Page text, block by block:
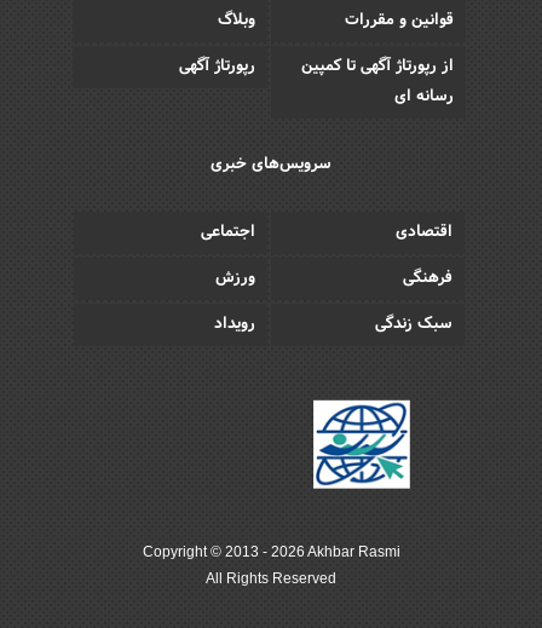
قوانین و مقررات
وبلاگ
از رپورتاژ آگهی تا کمپین
رسانه ای
رپورتاژ آگهی
سرویس‌های خبری
اقتصادی
اجتماعی
فرهنگی
ورزش
سبک زندگی
رویداد
Copyright © 2013 - 2026 Akhbar Rasmi
All Rights Reserved